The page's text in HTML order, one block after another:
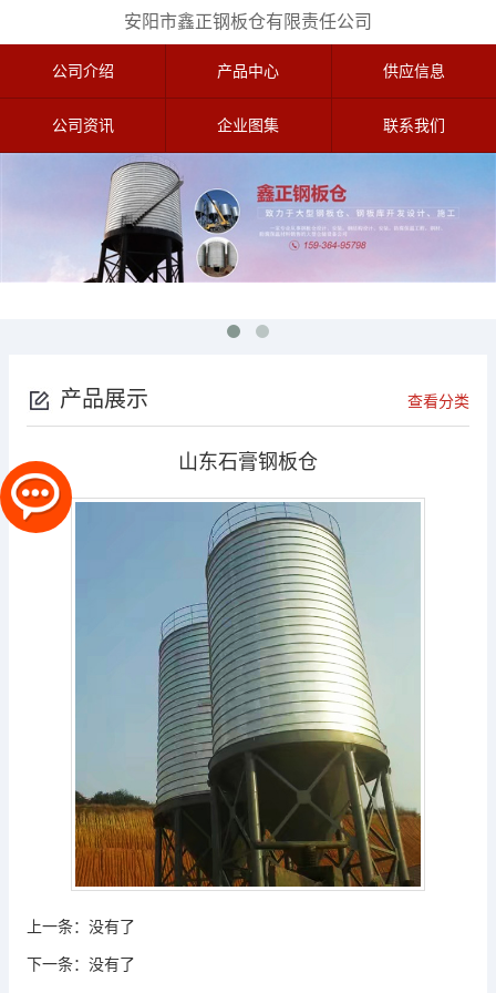
安阳市鑫正钢板仓有限责任公司
公司介绍 产品中心 供应信息
公司资讯 企业图集 联系我们
产品展示 查看分类
山东石膏钢板仓
上一条： 没有了
下一条： 没有了